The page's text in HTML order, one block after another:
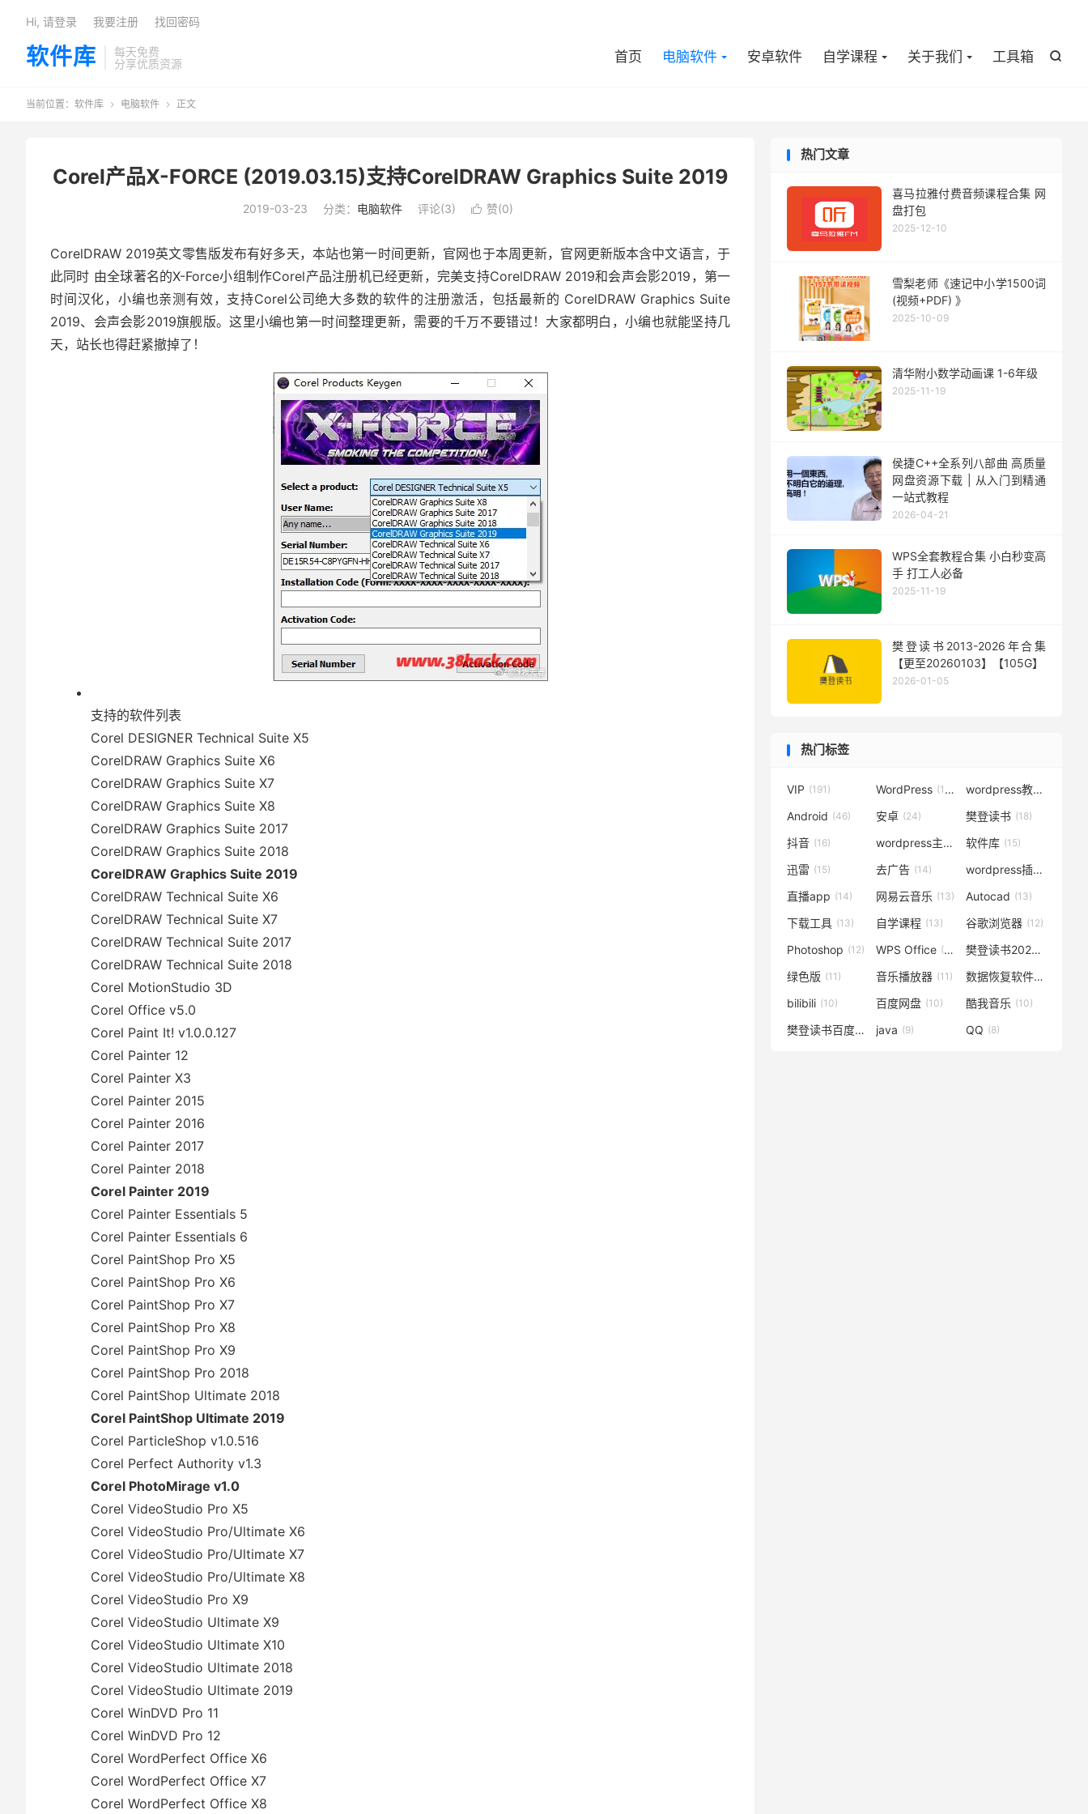
软件库
每天免费
分享优质资源

首页 电脑软件 安卓软件 自学课程 关于我们 工具箱
Hi, 请登录 我要注册 找回密码
当前位置： 软件库  电脑软件  正文
Corel产品X-FORCE (2019.03.15)支持CorelDRAW Graphics Suite 2019
2019-03-23 分类： 电脑软件 评论(3)  赞(0)
CorelDRAW 2019英文零售版发布有好多天，本站也第一时间更新，官网也于本周更新，官网更新版本含中文语言，于
此同时 由全球著名的X-Force小组制作Corel产品注册机已经更新，完美支持CorelDRAW 2019和会声会影2019，第一
时间汉化，小编也亲测有效，支持Corel公司绝大多数的软件的注册激活，包括最新的 CorelDRAW Graphics Suite
2019、会声会影2019旗舰版。这里小编也第一时间整理更新，需要的千万不要错过！大家都明白，小编也就能坚持几
天，站长也得赶紧撤掉了！
支持的软件列表
Corel DESIGNER Technical Suite X5
CorelDRAW Graphics Suite X6
CorelDRAW Graphics Suite X7
CorelDRAW Graphics Suite X8
CorelDRAW Graphics Suite 2017
CorelDRAW Graphics Suite 2018
CorelDRAW Graphics Suite 2019
CorelDRAW Technical Suite X6
CorelDRAW Technical Suite X7
CorelDRAW Technical Suite 2017
CorelDRAW Technical Suite 2018
Corel MotionStudio 3D
Corel Office v5.0
Corel Paint It! v1.0.0.127
Corel Painter 12
Corel Painter X3
Corel Painter 2015
Corel Painter 2016
Corel Painter 2017
Corel Painter 2018
Corel Painter 2019
Corel Painter Essentials 5
Corel Painter Essentials 6
Corel PaintShop Pro X5
Corel PaintShop Pro X6
Corel PaintShop Pro X7
Corel PaintShop Pro X8
Corel PaintShop Pro X9
Corel PaintShop Pro 2018
Corel PaintShop Ultimate 2018
Corel PaintShop Ultimate 2019
Corel ParticleShop v1.0.516
Corel Perfect Authority v1.3
Corel PhotoMirage v1.0
Corel VideoStudio Pro X5
Corel VideoStudio Pro/Ultimate X6
Corel VideoStudio Pro/Ultimate X7
Corel VideoStudio Pro/Ultimate X8
Corel VideoStudio Pro X9
Corel VideoStudio Ultimate X9
Corel VideoStudio Ultimate X10
Corel VideoStudio Ultimate 2018
Corel VideoStudio Ultimate 2019
Corel WinDVD Pro 11
Corel WinDVD Pro 12
Corel WordPerfect Office X6
Corel WordPerfect Office X7
Corel WordPerfect Office X8
热门文章
喜马拉雅付费音频课程合集 网
盘打包
2025-12-10
雪梨老师《速记中小学1500词
(视频+PDF) 》
2025-10-09
清华附小数学动画课 1-6年级
2025-11-19
侯捷C++全系列八部曲 高质量
网盘资源下载 | 从入门到精通
一站式教程
2026-04-21
WPS全套教程合集 小白秒变高
手 打工人必备
2025-11-19
樊登读书2013-2026年合集
【更至20260103】【105G】
2026-01-05
热门标签
VIP (191) WordPress (119) wordpress教程
Android (46) 安卓 (24) 樊登读书 (18)
抖音 (16) wordpress主题 (15)
软件库 (15)
迅雷 (15) 去广告 (14) wordpress插件
直播app (14) 网易云音乐 (13) Autocad (13)
下载工具 (13) 自学课程 (13) 谷歌浏览器 (12)
Photoshop (12) WPS Office (12) 樊登读书2020
绿色版 (11) 音乐播放器 (11) 数据恢复软件(11)
bilibili (10) 百度网盘 (10) 酷我音乐 (10)
樊登读书百度云 (10)
java (9) QQ (8)